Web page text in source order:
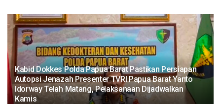
Kabid Dokkes Polda Papua Barat Pastikan Persiapan
Autopsi Jenazah Presenter TVRI Papua Barat Yanto
Idorway Telah Matang, Pelaksanaan Dijadwalkan
Kamis